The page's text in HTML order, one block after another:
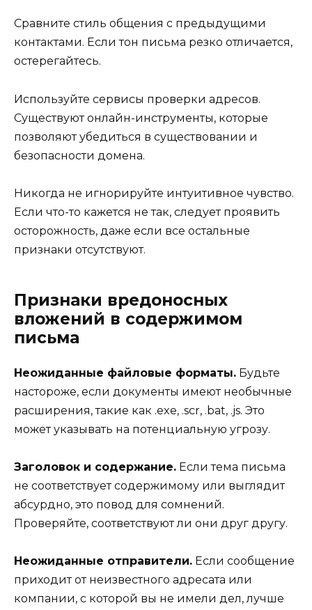
Сравните стиль общения с предыдущими
контактами. Если тон письма резко отличается,
остерегайтесь.
Используйте сервисы проверки адресов.
Существуют онлайн-инструменты, которые
позволяют убедиться в существовании и
безопасности домена.
Никогда не игнорируйте интуитивное чувство.
Если что-то кажется не так, следует проявить
осторожность, даже если все остальные
признаки отсутствуют.
Признаки вредоносных
вложений в содержимом
письма
Неожиданные файловые форматы. Будьте
настороже, если документы имеют необычные
расширения, такие как .exe, .scr, .bat, .js. Это
может указывать на потенциальную угрозу.
Заголовок и содержание. Если тема письма
не соответствует содержимому или выглядит
абсурдно, это повод для сомнений.
Проверяйте, соответствуют ли они друг другу.
Неожиданные отправители. Если сообщение
приходит от неизвестного адресата или
компании, с которой вы не имели дел, лучше